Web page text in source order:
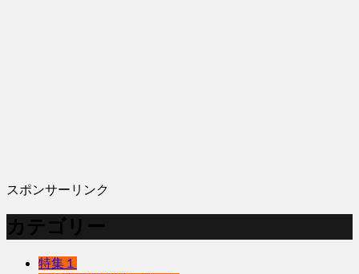
スポンサーリンク
カテゴリー
特集１